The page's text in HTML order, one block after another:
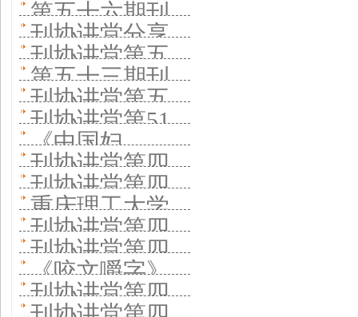
生态
变”理念
享期刊质量坚
守
植物》建设一
流科技期刊经
验
分享集群建设
经验
注《天然气工
业》杂志创新
实践
干部之家杂志
社社长谈老年
期刊如何适老
协讲堂开讲 南
京农业大学英
文期刊分享坚
持高起点办刊
经验
第五十六期刊
协讲堂开讲
《中州学刊》
分享“五个注重”
刊协讲堂分享
文学期刊办刊
经验
刊协讲堂第五
十四期分享办
好国际化期刊
经验 壮大国际
编委团队 加大
国际传播力度
第五十三期刊
协讲堂开讲
《中国工人》
发行量如何翻
十倍
刊协讲堂第五
十二期开讲
《现代交通与
冶金材料》分
享高起点办刊
经验
刊协讲堂第51
期邀《云岭先
锋》杂志社分
享办刊经验 聚
焦全媒体时代
党刊社守正创
《中国妇
女》：内容是
媒体的生命
——老牌期刊
在刊协讲堂分
刊协讲堂第四
十九期—— 科
普期刊如何吸
引受众
刊协讲堂第四
十八期开讲 老
牌期刊《青年
文摘》分享办
重庆理工大学
期刊社在刊协
讲堂第四十七
期分享办刊经
刊协讲堂第四
十六期《文史
哲》分享办刊
刊协讲堂第四
十五期开讲 聚
《咬文嚼字》
负责人做客刊
刊协讲堂第四